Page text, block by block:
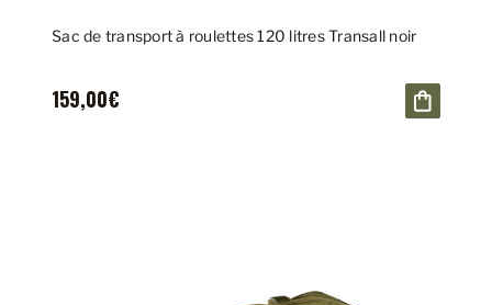
Sac de transport à roulettes 120 litres Transall noir
159,00€